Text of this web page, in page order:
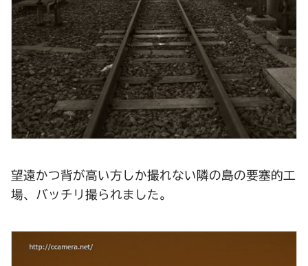
望遠かつ背が高い方しか撮れない隣の島の要塞的工
場、バッチリ撮られました。